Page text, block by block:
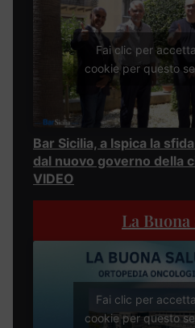
Fai clic per
cookie per questo
Bar Sicilia, a Ispica la
dal nuovo governo della
VIDEO
La Buona
Fai clic per
cookie per questo